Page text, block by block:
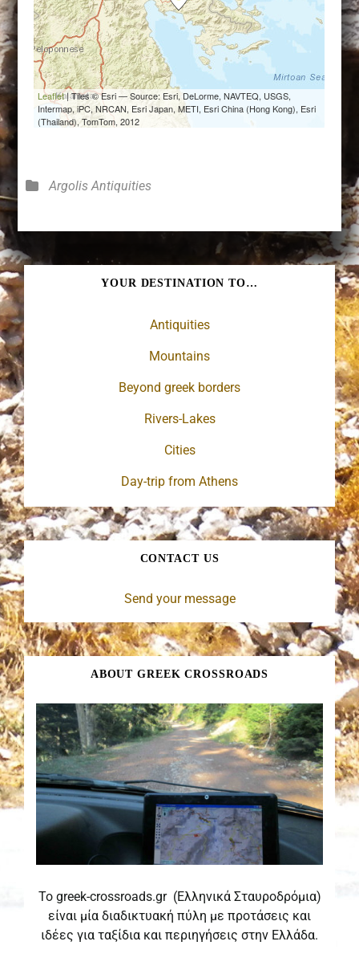
Categories
Argolis Antiquities
YOUR DESTINATION TO…
Antiquities
Mountains
Beyond greek borders
Rivers-Lakes
Cities
Day-trip from Athens
CONTACT US
Send your message
ABOUT GREEK CROSSROADS
Το greek-crossroads.gr (Ελληνικά Σταυροδρόμια)
είναι μία διαδικτυακή πύλη με προτάσεις και
ιδέες για ταξίδια και περιηγήσεις στην Ελλάδα.